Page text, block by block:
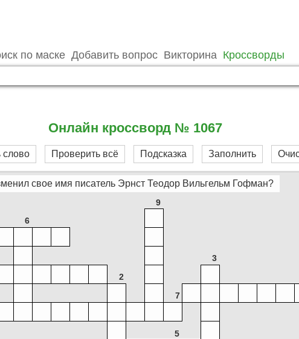
по маске Добавить вопрос Викторина Кроссворды
Онлайн кроссворд № 1067
слово Проверить всё Подсказка Заполнить
свое имя писатель Эрнст Теодор Вильгельм Гофман?
9
6
3
2
7
5